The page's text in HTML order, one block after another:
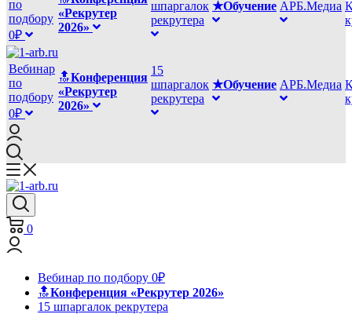
по
подбору
0₽
«Рекрутер
2026»
шпаргалок
рекрутера
★Обучение АРБ.Медиа
Вебинар
по
подбору
0₽
🔝Конференция
«Рекрутер
2026»
15
шпаргалок
рекрутера
★Обучение АРБ.Медиа
0
Вебинар по подбору 0₽
🔝Конференция «Рекрутер 2026»
15 шпаргалок рекрутера